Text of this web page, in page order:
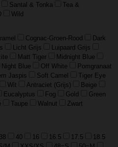
Santal & Tonka
Tea &
Wild
Cognac-Groen-Rood
Dark
Licht Grijs
Luipaard Grijs
Matt Tiger
Midnight Blue
Night Blue Off White
Pomgranaat
Jaspis Soft Camel
Tiger Eye
Wit Antraciet (Grijs)
Beige
Eucalyptus Fog Gold
Green
Taupe Walnut
Zwart
38 40 16 16.5 17.5
18.5